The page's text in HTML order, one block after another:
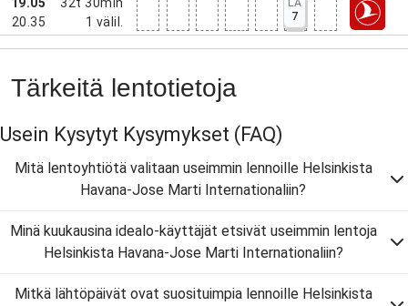
20.35
1 välil.
7
Tärkeitä lentotietoja
Usein Kysytyt Kysymykset (FAQ)
Mitä lentoyhtiötä valitaan useimmin lennoille Helsinkista
Havana-Jose Marti Internationaliin?
Minä kuukausina idealo-käyttäjät etsivät useimmin lentoja
Helsinkista Havana-Jose Marti Internationaliin?
Mitkä lähtöpäivät ovat suosituimpia lennoille Helsinkista